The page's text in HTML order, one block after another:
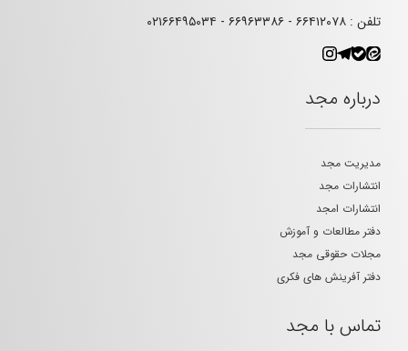
تلفن : ۶۶۴۱۲۰۷۸ - ۶۶۹۶۳۳۸۶ - ۰۲۱۶۶۴۹۵۰۳۴
درباره مجد
مدیریت مجد
انتشارات مجد
انتشارات امجد
دفتر مطالعات و آموزش
مجلات حقوقی مجد
دفتر آفرینش های فکری
تماس با مجد